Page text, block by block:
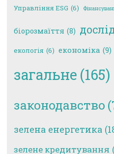
Управління ESG (6)
біорозмаїття (8)
екологія (6) економіка (9)
загальне (165)
законодавство
зелена енергетика
зелене кредитування